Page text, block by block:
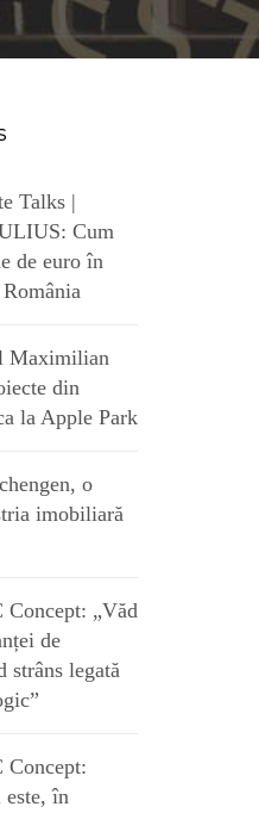
Talks |
Cum
de euro în
Maximilian
din
la Apple Park
o
imobiliară
„Văd
de
strâns legată
Concept:
în